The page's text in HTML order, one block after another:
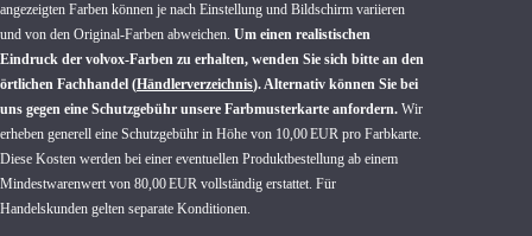
angezeigten Farben können je nach Einstellung und Bildschirm variieren
und von den Original-Farben abweichen. Um einen realistischen
Eindruck der volvox-Farben zu erhalten, wenden Sie sich bitte an den
örtlichen Fachhandel (Händlerverzeichnis). Alternativ können Sie bei
uns gegen eine Schutzgebühr unsere Farbmusterkarte anfordern. Wir
erheben generell eine Schutzgebühr in Höhe von 10,00 EUR pro Farbkarte.
Diese Kosten werden bei einer eventuellen Produktbestellung ab einem
Mindestwarenwert von 80,00 EUR vollständig erstattet. Für
Handelskunden gelten separate Konditionen.